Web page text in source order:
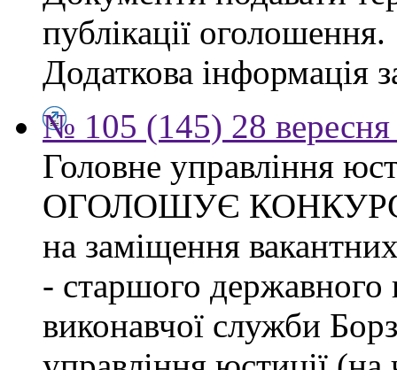
публікації оголошення.
Додаткова інформація
№ 105 (145) 28 вересня
Головне управління
ОГОЛОШУЄ
на заміщення
- старшого державного
виконавчої служби